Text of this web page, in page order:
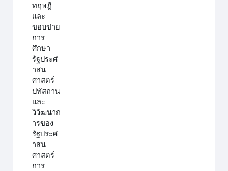
ทฤษฎี
และ
ขอบข่าย
การ
ศึกษา
รัฐประศ
าสน
ศาสตร์
ปทัสถาน
และ
วิวัฒนาก
ารของ
รัฐประศ
าสน
ศาสตร์
การ